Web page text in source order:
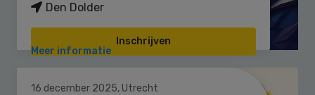
Den Dolder
Inschrijven
Meer informatie
16 december 2025, Utrecht